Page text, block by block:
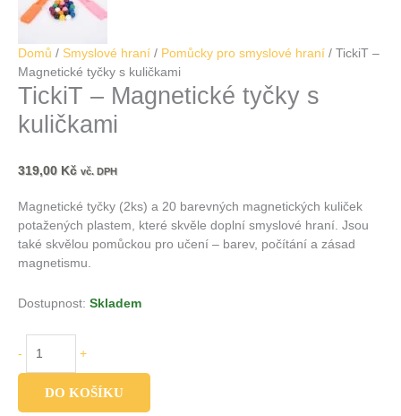
Domů / Smyslové hraní / Pomůcky pro smyslové hraní / TickiT –
Magnetické tyčky s kuličkami
TickiT – Magnetické tyčky s
kuličkami
319,00 Kč vč. DPH
Magnetické tyčky (2ks) a 20 barevných magnetických kuliček
potažených plastem, které skvěle doplní smyslové hraní. Jsou
také skvělou pomůckou pro učení – barev, počítání a zásad
magnetismu.
Dostupnost: Skladem
- +
DO KOŠÍKU